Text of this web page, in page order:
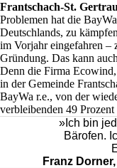
Frantschach-St.
Problemen hat die
Deutschlands, zu
im Vorjahr eingefahren –
Gründung. Das kann
Denn die Firma
in der Gemeinde
BayWa r.e., von der
verbleibenden 49
»Ich bin
Bärofen.
Franz